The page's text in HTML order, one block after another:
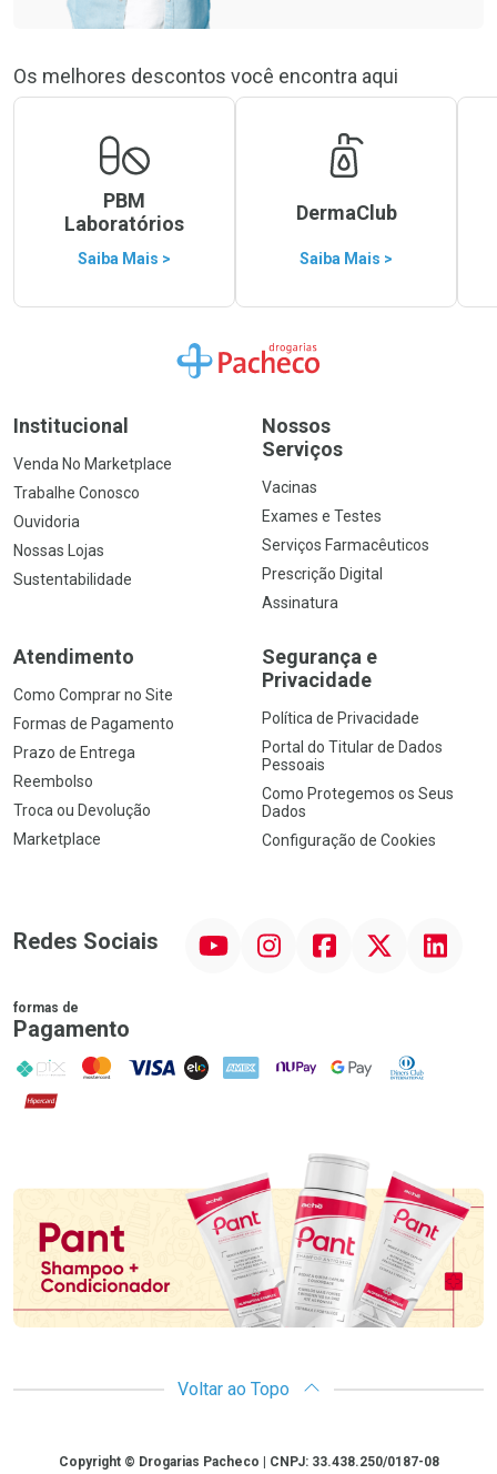
Os melhores descontos você encontra aqui
PBM
Laboratórios
Saiba Mais >
DermaClub
Saiba Mais >
Ir para a Home
Institucional
Venda No Marketplace
Trabalhe Conosco
Ouvidoria
Nossas Lojas
Sustentabilidade
Nossos
Serviços
Vacinas
Exames e Testes
Serviços Farmacêuticos
Prescrição Digital
Assinatura
Atendimento
Como Comprar no Site
Formas de Pagamento
Prazo de Entrega
Reembolso
Troca ou Devolução
Marketplace
Segurança e
Privacidade
Política de Privacidade
Portal do Titular de Dados
Pessoais
Como Protegemos os Seus
Dados
Configuração de Cookies
Redes Sociais InstagramFacebook Linkedin
formas de
Pagamento
PIX MasterCard
VISA ELO AMEX NuPay Google PayDiners Club
Hipercard
Promoção em Destaque
Voltar ao Topo
CopyrightCopyright © Drogarias Pacheco | CNPJ: 33.438.250/0187-08